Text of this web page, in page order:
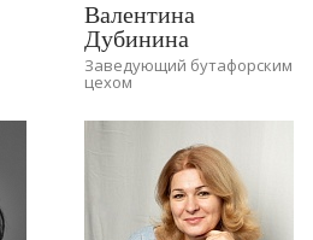
Валентина
Дубинина
Заведующий бутафорским
цехом